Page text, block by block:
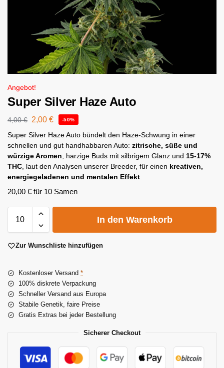
Angebot!
Super Silver Haze Auto
4,00€ 2,00 € -50%
Super Silver Haze Auto bündelt den Haze-Schwung in einer
schnellen und gut handhabbaren Auto: zitrische, süße und
würzige Aromen , harzige Buds mit silbrigem Glanz und 15-17%
THC , laut den Analysen unserer Breeder, für einen kreativen,
energiegeladenen und mentalen Effekt
20,00 € für 10 Samen
In den Warenkorb
Zur Wunschliste hinzufügen
Kostenloser Versand *
100% diskrete Verpackung
Schneller Versand aus Europa
Stabile Genetik, faire Preise
Gratis Extras bei jeder Bestellung
Sicherer Checkout